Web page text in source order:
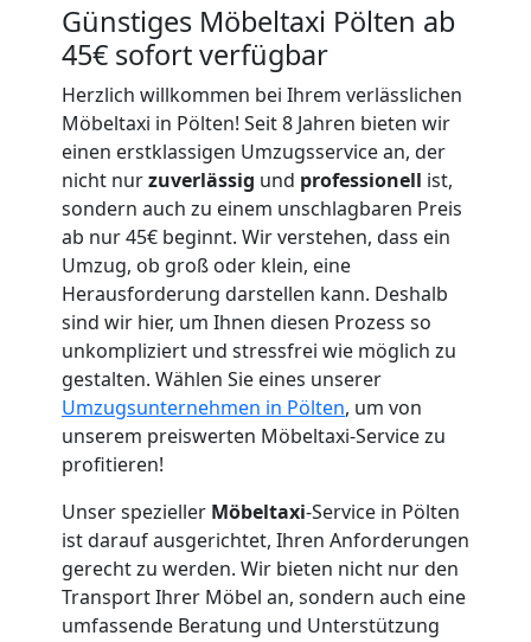
Günstiges Möbeltaxi Pölten ab
45€ sofort verfügbar
Herzlich willkommen bei Ihrem verlässlichen
Möbeltaxi in Pölten! Seit 8 Jahren bieten wir
einen erstklassigen Umzugsservice an, der
nicht nurzuverlässig und professionell ist,
sondern auch zu einem unschlagbaren Preis
ab nur 45€ beginnt. Wir verstehen, dass ein
Umzug, ob groß oder klein, eine
Herausforderung darstellen kann. Deshalb
sind wir hier, um Ihnen diesen Prozess so
unkompliziert und stressfrei wie möglich zu
gestalten. Wählen Sie eines unserer
Umzugsunternehmen in Pölten, um von
unserem preiswerten Möbeltaxi-Service zu
profitieren!
Unser spezieller Möbeltaxi-Service in Pölten
ist darauf ausgerichtet, Ihren Anforderungen
gerecht zu werden. Wir bieten nicht nur den
Transport Ihrer Möbel an, sondern auch eine
umfassende Beratung und Unterstützung